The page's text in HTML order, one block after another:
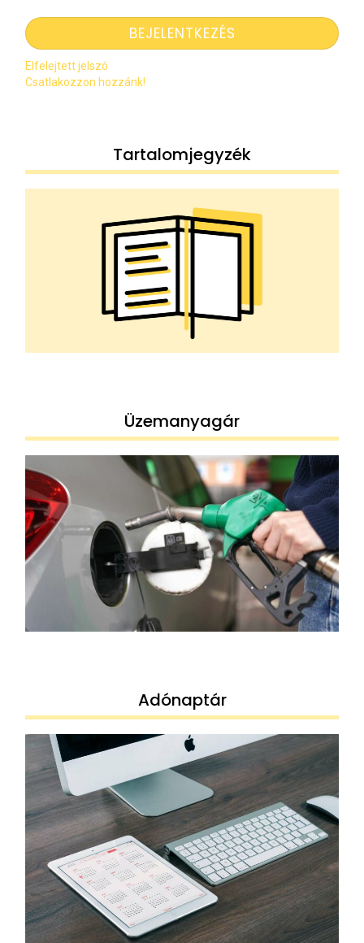
Elfelejtett jelszó
Csatlakozzon hozzánk!
Tartalomjegyzék
Üzemanyagár
Adónaptár